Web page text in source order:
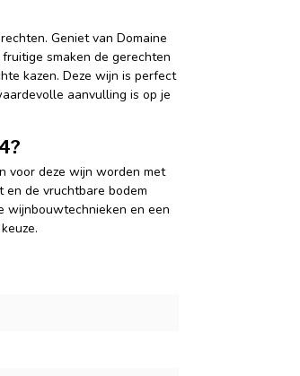
Geniet van Domaine
smaken de gerechten
kazen. Deze wijn is perfect
aanvulling is op je
voor deze wijn worden met
de vruchtbare bodem
wijnbouwtechnieken en een